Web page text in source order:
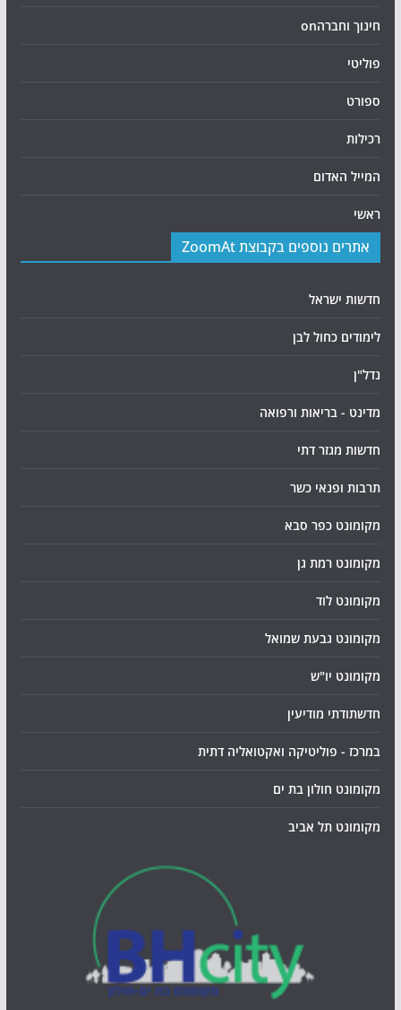
חינוך וחברהon
פוליטי
ספורט
רכילות
המייל האדום
ראשי
אתרים נוספים בקבוצת ZoomAt
חדשות ישראל
לימודים כחול לבן
נדל"ן
מדינט - בריאות ורפואה
חדשות מגזר דתי
תרבות ופנאי כשר
מקומונט כפר סבא
מקומונט רמת גן
מקומונט לוד
מקומונט גבעת שמואל
מקומונט יו"ש
חדשתודתי מודיעין
במרכז - פוליטיקה ואקטואליה דתית
מקומונט חולון בת ים
מקומונט תל אביב